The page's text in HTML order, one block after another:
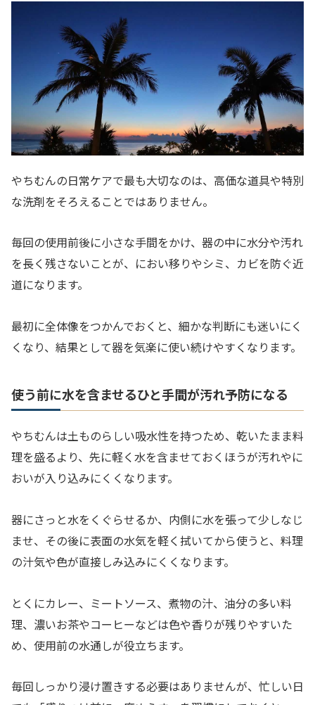
やちむんの日常ケアで最も大切なのは、高価な道具や特別
な洗剤をそろえることではありません。
毎回の使用前後に小さな手間をかけ、器の中に水分や汚れ
を長く残さないことが、におい移りやシミ、カビを防ぐ近
道になります。
最初に全体像をつかんでおくと、細かな判断にも迷いにく
くなり、結果として器を気楽に使い続けやすくなります。
使う前に水を含ませるひと手間が汚れ予防になる
やちむんは土ものらしい吸水性を持つため、乾いたまま料
理を盛るより、先に軽く水を含ませておくほうが汚れやに
おいが入り込みにくくなります。
器にさっと水をくぐらせるか、内側に水を張って少しなじ
ませ、その後に表面の水気を軽く拭いてから使うと、料理
の汁気や色が直接しみ込みにくくなります。
とくにカレー、ミートソース、煮物の汁、油分の多い料
理、濃いお茶やコーヒーなどは色や香りが残りやすいた
め、使用前の水通しが役立ちます。
毎回しっかり浸け置きする必要はありませんが、忙しい日